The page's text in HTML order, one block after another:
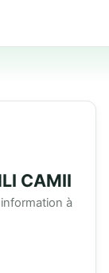
CAMII
à